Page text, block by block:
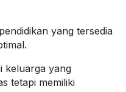
yang tersedia
keluarga yang
tetapi memiliki